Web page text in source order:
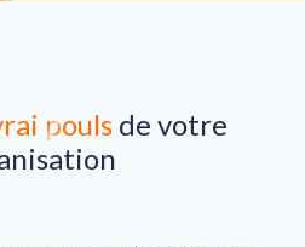
pouls de votre